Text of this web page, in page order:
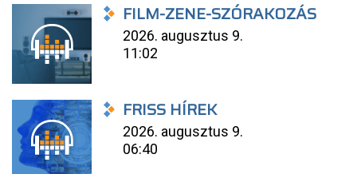
FILM-ZENE-SZÓRAKOZÁS
2026. augusztus 9.
11:02
FRISS HÍREK
2026. augusztus 9.
06:40